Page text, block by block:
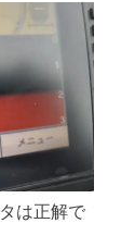
は正解で